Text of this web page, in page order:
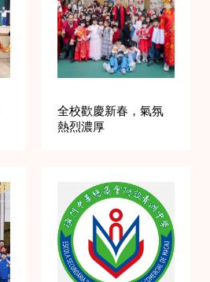
全校歡慶新春，氣氛
熱烈濃厚